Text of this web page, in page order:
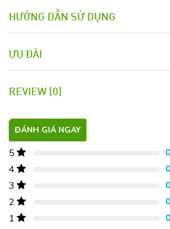
THÔNG SỐ QUAN TRỌNG
HƯỚNG DẪN SỬ DỤNG
ƯU ĐÃI
REVIEW (0)
ĐÁNH GIÁ NGAY
5
4
3
2
1